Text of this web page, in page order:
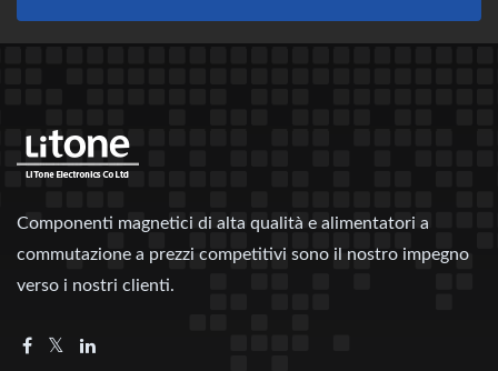
Componenti magnetici di alta qualità e alimentatori a
commutazione a prezzi competitivi sono il nostro impegno
verso i nostri clienti.